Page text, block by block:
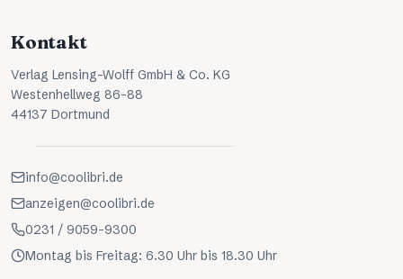
Kontakt
Verlag Lensing-Wolff GmbH & Co. KG
Westenhellweg 86-88
44137 Dortmund
info@coolibri.de
anzeigen@coolibri.de
0231 / 9059-9300
Montag bis Freitag: 6.30 Uhr bis 18.30 Uhr